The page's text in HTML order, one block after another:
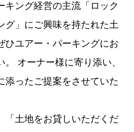
キング経営の主流「ロック
グ」にご興味を持たれた土
ひユアー・パーキングにお
。 オーナー様に寄り添い、
添ったご提案をさせていた
「土地をお貸しいただくだ